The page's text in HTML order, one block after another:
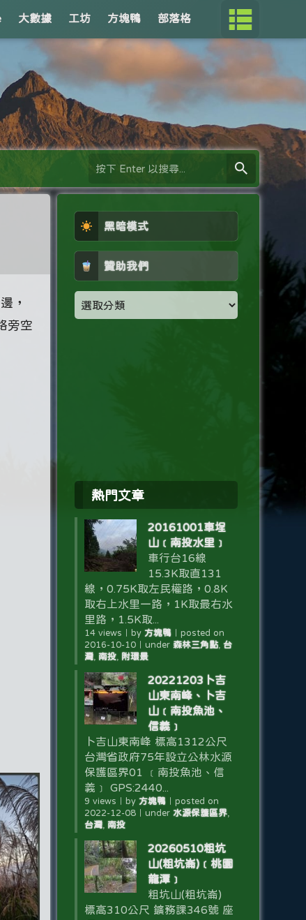
大數據 工坊 方塊鴨 部落格
，
旁空
黑暗模式
贊助我們
熱門文章
20161001車埕
山﹝南投水里﹞
車行台16線
15.3K取直131
線，0.75K取左民權路，0.8K
取右上水里一路，1K取最右水
里路，1.5K取...
14 views by 方塊鴨｜ posted on
2016-10-10｜ under 森林三角點, 台
灣, 南投, 附環景
20221203卜吉
山東南峰、卜吉
山﹝南投魚池、
信義﹞
卜吉山東南峰 標高1312公尺
台灣省政府75年設立公林水源
保護區界01 ﹝南投魚池、信
義﹞ GPS:2440...
9 views by 方塊鴨｜ posted on
2022-12-08｜ under 水源保護區界,
台灣, 南投
20260510粗坑
山(粗坑崙)﹝桃園
龍潭﹞
粗坑山(粗坑崙)
標高310公尺 鑛務課346號 座